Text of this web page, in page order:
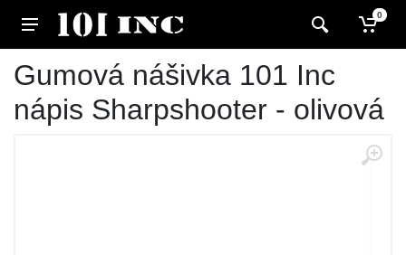
0
Gumová nášivka 101 Inc
nápis Sharpshooter - olivová